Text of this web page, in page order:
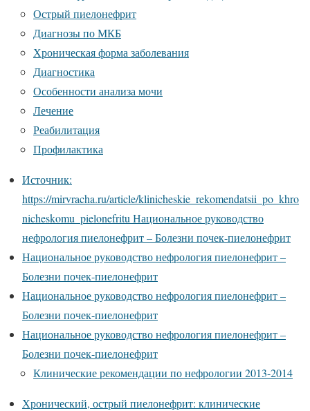
Острый пиелонефрит
Диагнозы по МКБ
Хроническая форма заболевания
Диагностика
Особенности анализа мочи
Лечение
Реабилитация
Профилактика
Источник:
https://mirvracha.ru/article/klinicheskie_rekomendatsii_po_khro
nicheskomu_pielonefritu Национальное руководство
нефрология пиелонефрит – Болезни почек-пиелонефрит
Национальное руководство нефрология пиелонефрит –
Болезни почек-пиелонефрит
Национальное руководство нефрология пиелонефрит –
Болезни почек-пиелонефрит
Национальное руководство нефрология пиелонефрит –
Болезни почек-пиелонефрит
Клинические рекомендации по нефрологии 2013-2014
Хронический, острый пиелонефрит: клинические